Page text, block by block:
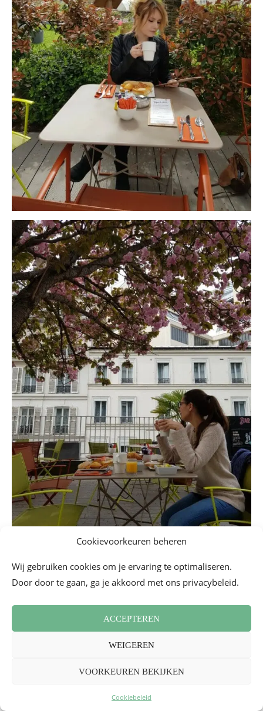
Cookievoorkeuren beheren
Wij gebruiken cookies om je ervaring te optimaliseren.
Door door te gaan, ga je akkoord met ons privacybeleid.
ACCEPTEREN
WEIGEREN
VOORKEUREN BEKIJKEN
Cookiebeleid
Getest in 2018 - Uitnodiging
Mercure Paris Montmartre
voor 25,50 € per persoon (29,50 € met een glas